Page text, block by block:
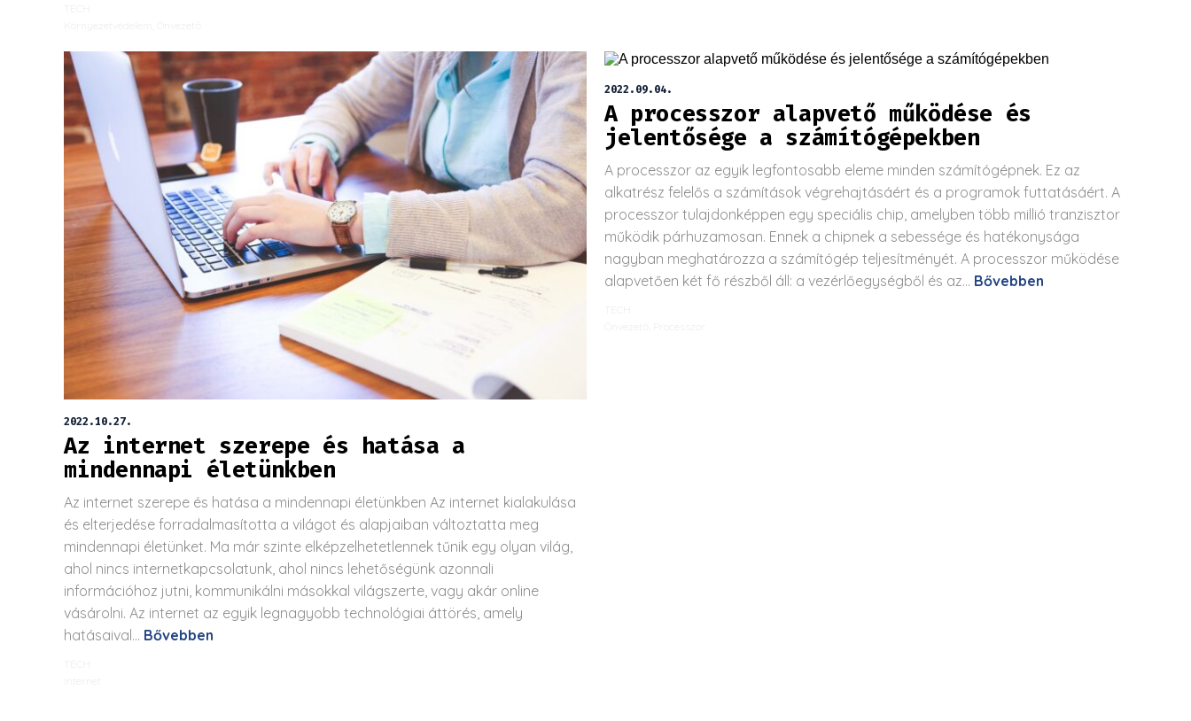
2022.10.27.
Az internet szerepe és hatása a
mindennapi életünkben
Az internet szerepe és hatása a mindennapi életünkben Az internet kialakulása
és elterjedése forradalmasította a világot és alapjaiban változtatta meg
mindennapi életünket. Ma már szinte elképzelhetetlennek tűnik egy olyan világ,
ahol nincs internetkapcsolatunk, ahol nincs lehetőségünk azonnali
információhoz jutni, kommunikálni másokkal világszerte, vagy akár online
vásárolni. Az internet az egyik legnagyobb technológiai áttörés, amely
hatásaival... Bővebben
2022.09.04.
A processzor alapvető működése és
jelentősége a számítógépekben
A processzor az egyik legfontosabb eleme minden számítógépnek. Ez az
alkatrész felelős a számítások végrehajtásáért és a programok futtatásáért. A
processzor tulajdonképpen egy speciális chip, amelyben több millió tranzisztor
működik párhuzamosan. Ennek a chipnek a sebessége és hatékonysága
nagyban meghatározza a számítógép teljesítményét. A processzor működése
alapvetően két fő részből áll: a vezérlőegységből és az... Bővebben